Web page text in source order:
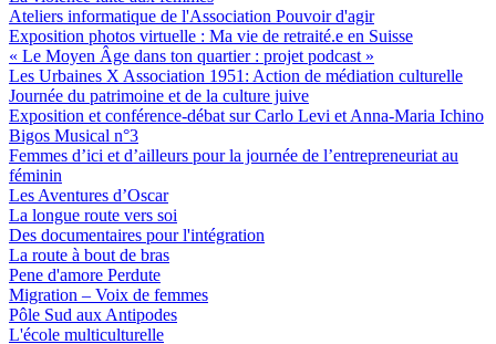
Ateliers informatique de l'Association Pouvoir d'agir
Exposition photos virtuelle : Ma vie de retraité.e en Suisse
« Le Moyen Âge dans ton quartier : projet podcast »
Les Urbaines X Association 1951: Action de médiation culturelle
Journée du patrimoine et de la culture juive
Exposition et conférence-débat sur Carlo Levi et Anna-Maria Ichino
Bigos Musical n°3
Femmes d’ici et d’ailleurs pour la journée de l’entrepreneuriat au
féminin
Les Aventures d’Oscar
La longue route vers soi
Des documentaires pour l'intégration
La route à bout de bras
Pene d'amore Perdute
Migration – Voix de femmes
Pôle Sud aux Antipodes
L'école multiculturelle